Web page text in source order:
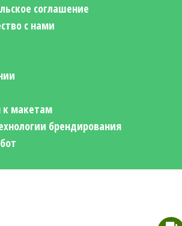
соглашение
с нами
к макетам
брендирования